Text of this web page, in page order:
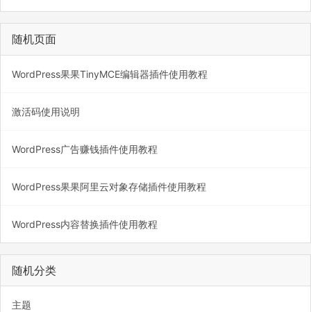
随机页面
WordPress果果TinyMCE编辑器插件使用教程
激活码使用说明
WordPress广告赚钱插件使用教程
WordPress果果阿里云对象存储插件使用教程
WordPress内容替换插件使用教程
随机分类
主题